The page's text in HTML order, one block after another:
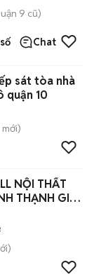
9 cũ)
Chat
sát tòa nhà
quận 10
mới)
NỘI THẤT
THẠNH GIÁ